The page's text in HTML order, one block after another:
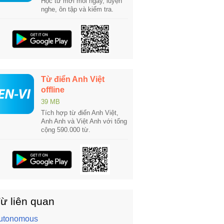
nghe, ôn tập và kiểm tra.
Từ điển Anh Việt
offline
39 MB
Tích hợp từ điển Anh Việt,
Anh Anh và Việt Anh với tổng
cộng 590.000 từ.
liên quan